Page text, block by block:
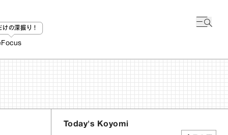
けの深掘り！
Focus
Today's Koyomi